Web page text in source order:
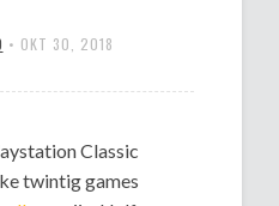
• OKT 30, 2018
Classic
twintig games